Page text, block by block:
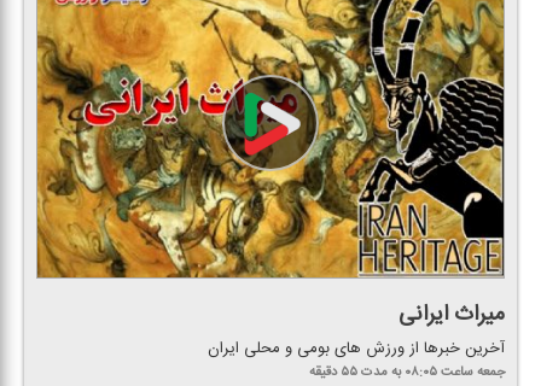
میراث ایرانی
آخرین خبرها از ورزش های بومی و محلی ایران
جمعهساعت ۰۸:۰۵ به مدت ۵۵ دقیقه